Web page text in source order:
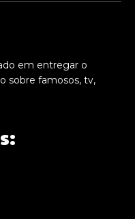
em entregar o
sobre famosos, tv,